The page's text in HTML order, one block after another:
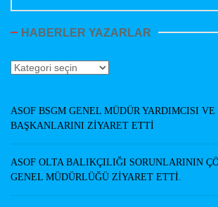
HABERLER YAZARLAR
Haberler
ASOF BSGM GENEL MÜDÜR YARDIMCISI VE
BAŞKANLARINI ZİYARET ETTİ
ASOF OLTA BALIKÇILIĞI SORUNLARININ
GENEL MÜDÜRLÜĞÜ ZİYARET ETTİ.